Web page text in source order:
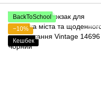
BackToSchool
−10%
Кешбек